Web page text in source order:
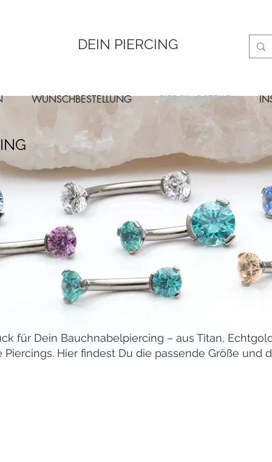
DEIN PIERCING
WUNSCHBESTELLUNG PIERCINGSTELLE
für Dein Bauchnabelpiercing – aus Titan,
Hier findest Du die passende Größe und